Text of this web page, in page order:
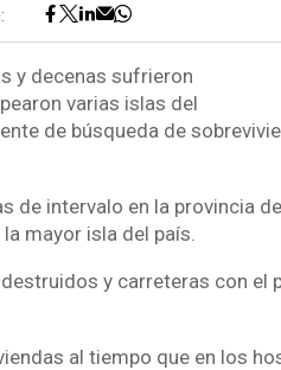
y decenas sufrieron
varias islas del
de búsqueda de
intervalo en la provincia
mayor isla del país.
y carreteras con el
al tiempo que en los